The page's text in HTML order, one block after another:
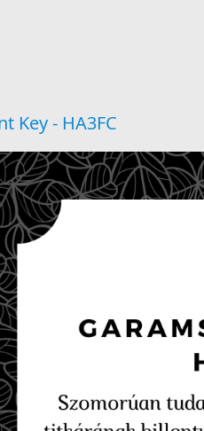
Key - HA3FC